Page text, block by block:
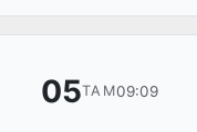
05ТАМ09:09